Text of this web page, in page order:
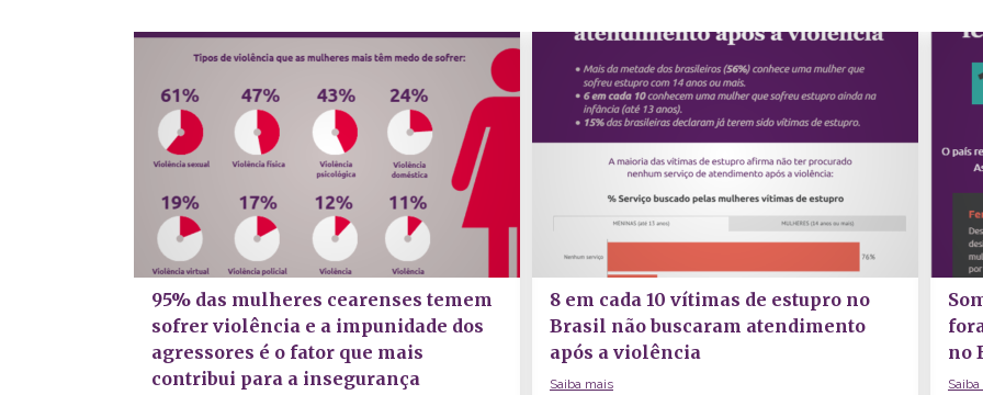
95% das mulheres cearenses temem
sofrer violência e a impunidade dos
agressores é o fator que mais
contribui para a insegurança
8 em cada 10 vítimas de estupro no
Brasil não buscaram atendimento
após a violência
Saiba mais
no